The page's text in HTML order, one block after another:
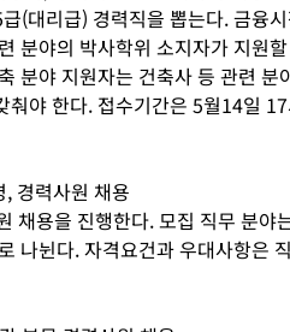
(대리급) 경력직을 뽑는다. 금융
분야의 박사학위 소지자가 지원
분야 지원자는 건축사 등 관련
춰야 한다. 접수기간은 5월14일
경력사원 채용
채용을 진행한다. 모집 직무 분야
나뉜다. 자격요건과 우대사항은